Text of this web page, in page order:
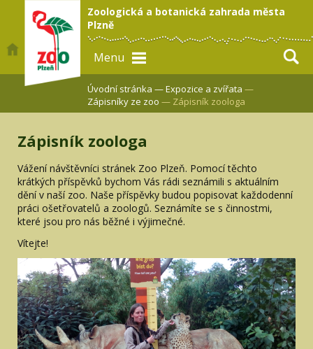
Zoologická a botanická zahrada města
Plzně
Menu
Úvodní stránka —Expozice a zvířata —
Zápisníky ze zoo — Zápisník zoologa
Zápisník zoologa
Vážení návštěvníci stránek Zoo Plzeň. Pomocí těchto
krátkých příspěvků bychom Vás rádi seznámili s aktuálním
dění v naší zoo. Naše příspěvky budou popisovat každodenní
práci ošetřovatelů a zoologů. Seznámíte se s činnostmi,
které jsou pro nás běžné i výjimečné.
Vítejte!